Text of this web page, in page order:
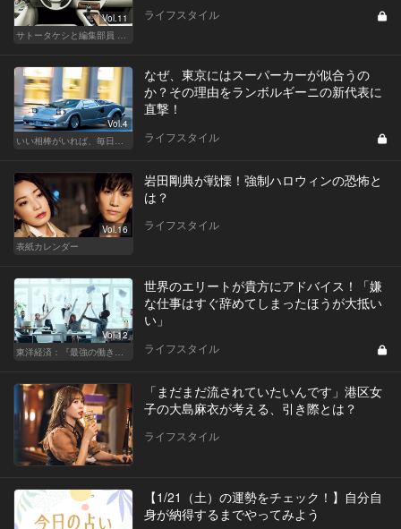
Vol.11
サトータケシと編集部員 船山の"CAR GENTSへの道"
ライフスタイル
Vol.4
いい相棒がいれば、毎日が楽しい。クルマがあるとできること
なぜ、東京にはスーパーカーが似合うの
か？その理由をランボルギーニの新代表に
直撃！
ライフスタイル
Vol.16
表紙カレンダー
岩田剛典が戦慄！強制ハロウィンの恐怖と
は？
ライフスタイル
Vol.12
世界のエリートが貴方にアドバイス！「嫌
な仕事はすぐ辞めてしまったほうが大抵い
い」
ライフスタイル
「まだまだ流されていたいんです」港区女
子の大島麻衣が考える、引き際とは？
ライフスタイル
【1/21（土）の運勢をチェック！】自分自
身が納得するまでやってみよう